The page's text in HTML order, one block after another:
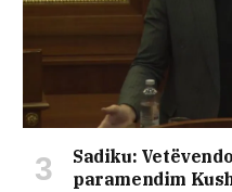
Sadiku:
paramendim